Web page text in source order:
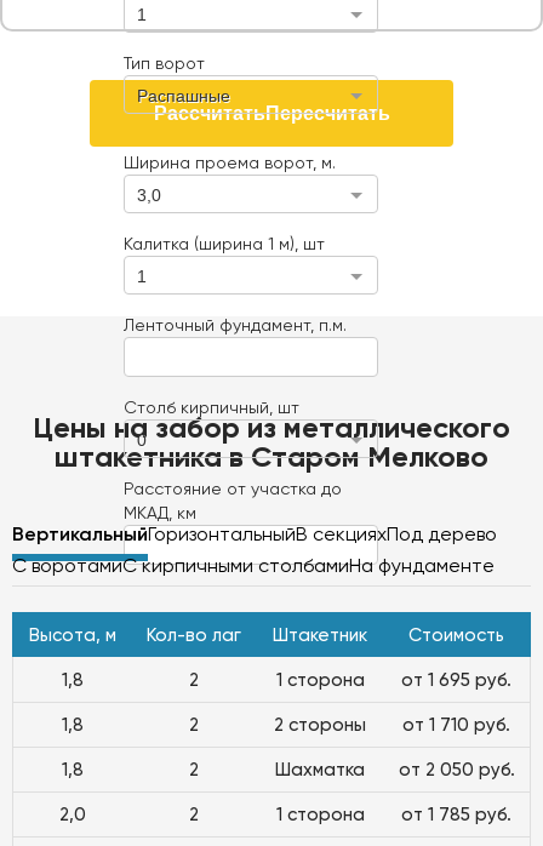
1
Тип ворот
Распашные
Ширина проема ворот, м.
3,0
Калитка (ширина 1 м), шт
1
Ленточный фундамент, п.м.
Столб кирпичный, шт
0
Расстояние от участка до
МКАД, км
РассчитатьПересчитать
Цены на забор из металлического
штакетника в Старом Мелково
ВертикальныйГоризонтальныйВ секцияхПод дерево
С воротамиС кирпичными столбамиНа фундаменте
Высота, м Кол-во лаг Штакетник Стоимость
1,8 2 1 сторона от 1 695 руб.
1,8 2 2 стороны от 1 710 руб.
1,8 2 Шахматка от 2 050 руб.
2,0 2 1 сторона от 1 785 руб.